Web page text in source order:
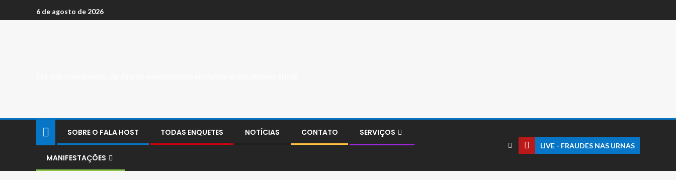
6 de agosto de 2026
SOBRE O FALA HOST TODAS ENQUETES NOTÍCIAS CONTATO SERVIÇOS
MANIFESTAÇÕES
LIVE - FRAUDES NAS URNAS